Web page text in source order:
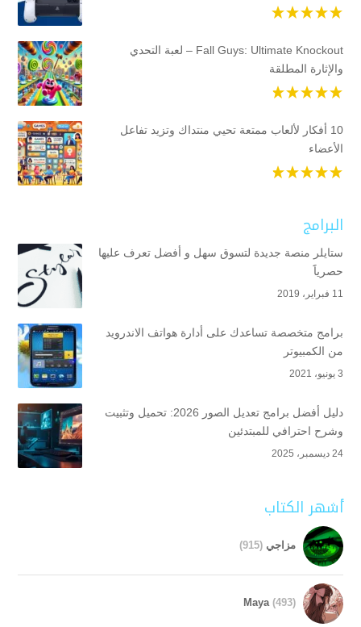
Fall Guys: Ultimate Knockout – لعبة التحدي
والإثارة المطلقة
10 أفكار لألعاب ممتعة تحيي منتداك وتزيد تفاعل
الأعضاء
البرامج
ستايلر منصة جديدة لتسوق سهل و أفضل تعرف عليها
حصرياََ
11 فبراير، 2019
برامج متخصصة تساعدك على أدارة هواتف الاندرويد
من الكمبيوتر
3 يونيو، 2021
دليل أفضل برامج تعديل الصور 2026: تحميل وتثبيت
وشرح احترافي للمبتدئين
24 ديسمبر، 2025
أشهر الكتاب
مزاجي (915)
Maya (493)